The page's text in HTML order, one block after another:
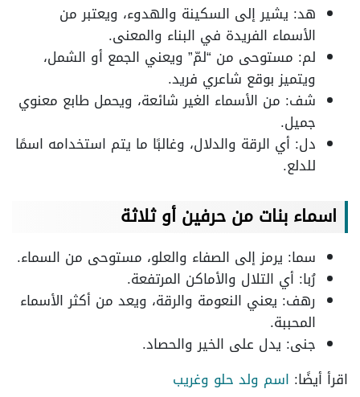
هد: يشير إلى السكينة والهدوء، ويعتبر من
الأسماء الفريدة في البناء والمعنى.
لم: مستوحى من “لمّ” ويعني الجمع أو الشمل،
ويتميز بوقع شاعري فريد.
شف: من الأسماء الغير شائعة، ويحمل طابع معنوي
جميل.
دل: أي الرقة والدلال، وغالبًا ما يتم استخدامه اسمًا
للدلع.
اسماء بنات من حرفين أو ثلاثة
سما: يرمز إلى الصفاء والعلو، مستوحى من السماء.
رُبا: أي التلال والأماكن المرتفعة.
رهف: يعني النعومة والرقة، ويعد من أكثر الأسماء
المحببة.
جنى: يدل على الخير والحصاد.
اقرأ أيضًا: اسم ولد حلو وغريب